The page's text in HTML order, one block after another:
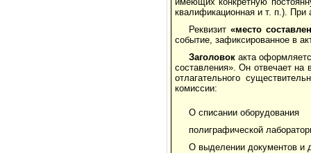
квалификационная и т. п.). При
Реквизит«место
событие, зафиксированное в
Заголовок акта
составления». Он отвечает
отлагательного
комиссии:
О списании оборудования
полиграфической
О выделении документов и